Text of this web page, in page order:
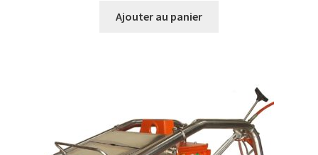
Ajouter au panier